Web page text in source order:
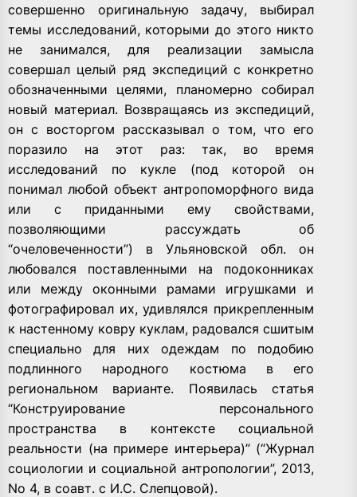
совершенно оригинальную задачу, выбирал
темы исследований, которыми до этого никто
не занимался, для реализации замысла
совершал целый ряд экспедиций с конкретно
обозначенными целями, планомерно собирал
новый материал. Возвращаясь из экспедиций,
он с восторгом рассказывал о том, что его
поразило на этот раз: так, во время
исследований по кукле (под которой он
понимал любой объект антропоморфного вида
или с приданными ему свойствами,
позволяющими рассуждать об
“очеловеченности”) в Ульяновской обл. он
любовался поставленными на подоконниках
или между оконными рамами игрушками и
фотографировал их, удивлялся прикрепленным
к настенному ковру куклам, радовался сшитым
специально для них одеждам по подобию
подлинного народного костюма в его
региональном варианте. Появилась статья
“Конструирование персонального
пространства в контексте социальной
реальности (на примере интерьера)” (“Журнал
социологии и социальной антропологии”, 2013,
No 4, в соавт. с И.С. Слепцовой).